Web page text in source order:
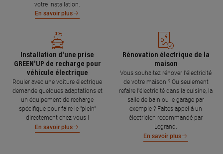
votre installation.
En savoir plus
Installation d'une prise
GREEN'UP de recharge pour
véhicule électrique
Rouler avec une voiture électrique
demande quelques adaptations et
un équipement de recharge
spécifique pour faire le "plein"
directement chez vous !
En savoir plus
Rénovation électrique de la
maison
Vous souhaitez rénover l'électricité
de votre maison ? Ou seulement
refaire l'électricité dans la cuisine, la
salle de bain ou le garage par
exemple ? Faites appel à un
électricien recommandé par
Legrand.
En savoir plus